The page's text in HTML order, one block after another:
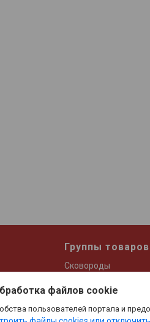
Группы товаров
Сковороды
Посуда для
файлов cookie
пользователей портала и